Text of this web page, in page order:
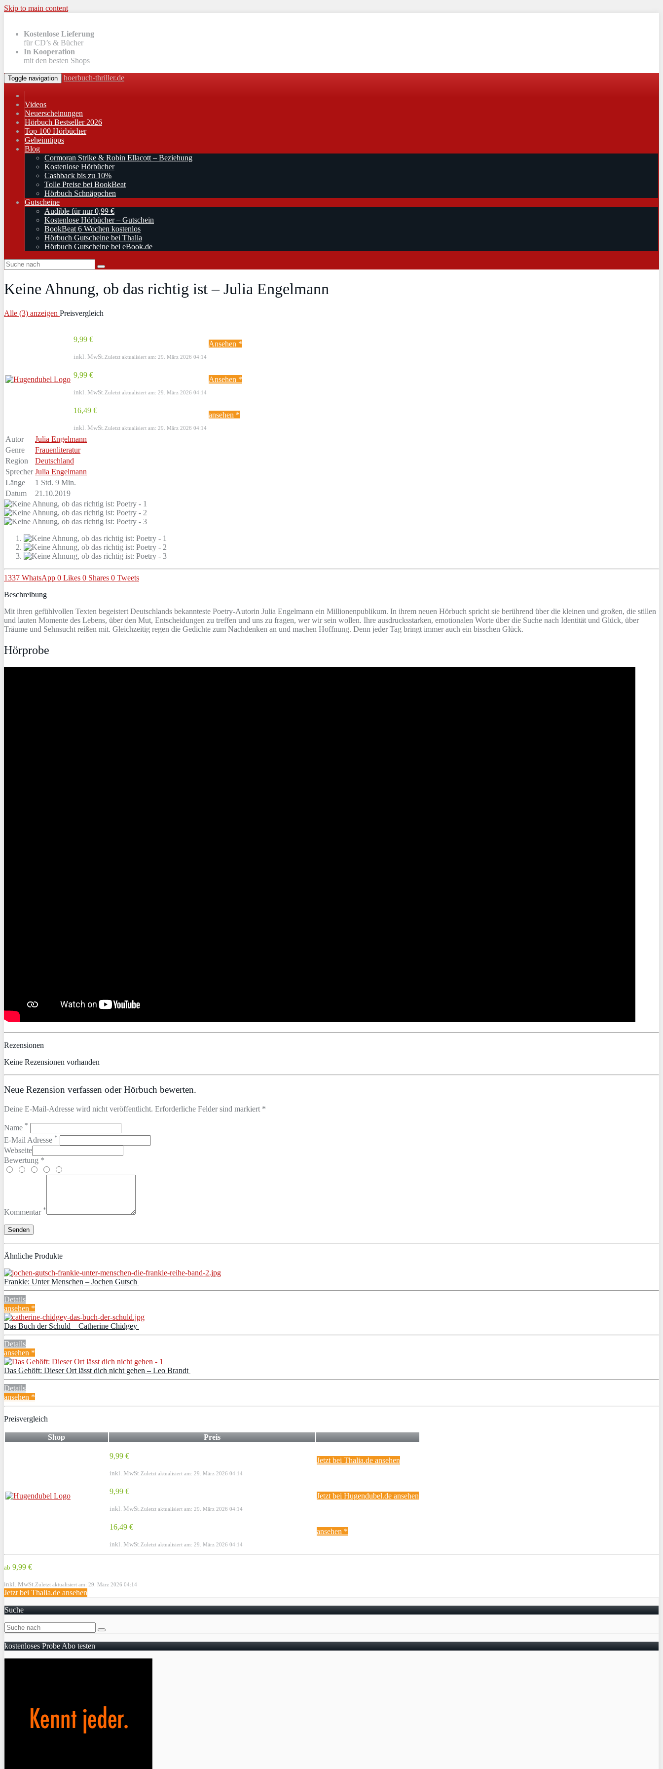
Skip to main content
Kostenlose Lieferung
für CD’s & Bücher
In Kooperation
mit den besten Shops
Toggle navigation hoerbuch-thriller.de
Videos
Neuerscheinungen
Hörbuch Bestseller 2026
Top 100 Hörbücher
Geheimtipps
Blog
Cormoran Strike & Robin Ellacott – Beziehung
Kostenlose Hörbücher
Cashback bis zu 10%
Tolle Preise bei BookBeat
Hörbuch Schnäppchen
Gutscheine
Audible für nur 0,99 €
Kostenlose Hörbücher – Gutschein
BookBeat 6 Wochen kostenlos
Hörbuch Gutscheine bei Thalia
Hörbuch Gutscheine bei eBook.de
Keine Ahnung, ob das richtig ist – Julia Engelmann
Alle (3) anzeigen Preisvergleich
9,99 €
inkl. MwSt. Zuletzt aktualisiert am: 29. März 2026 04:14
Ansehen *
9,99 €
inkl. MwSt. Zuletzt aktualisiert am: 29. März 2026 04:14
Ansehen *
16,49 €
inkl. MwSt. Zuletzt aktualisiert am: 29. März 2026 04:14
ansehen *
Autor
Julia Engelmann
Genre
Frauenliteratur
Region
Deutschland
Sprecher Julia Engelmann
Länge
1 Std. 9 Min.
Datum
21.10.2019
1337 WhatsApp 0 Likes 0 Shares 0 Tweets
Beschreibung
Mit ihren gefühlvollen Texten begeistert Deutschlands bekannteste Poetry-Autorin Julia Engelmann ein Millionenpublikum. In ihrem neuen Hörbuch spricht sie berührend über die kleinen und großen, die stillen
und lauten Momente des Lebens, über den Mut, Entscheidungen zu treffen und uns zu fragen, wer wir sein wollen. Ihre ausdrucksstarken, emotionalen Worte über die Suche nach Identität und Glück, über
Träume und Sehnsucht reißen mit. Gleichzeitig regen die Gedichte zum Nachdenken an und machen Hoffnung. Denn jeder Tag bringt immer auch ein bisschen Glück.
Hörprobe
Rezensionen
Keine Rezensionen vorhanden
Neue Rezension verfassen oder Hörbuch bewerten.
Deine E-Mail-Adresse wird nicht veröffentlicht. Erforderliche Felder sind markiert *
Name *
E-Mail Adresse *
Webseite
Bewertung *
Kommentar *
Ähnliche Produkte
Frankie: Unter Menschen – Jochen Gutsch
Details
ansehen *
Das Buch der Schuld – Catherine Chidgey
Details
ansehen *
Das Gehöft: Dieser Ort lässt dich nicht gehen – Leo Brandt
Details
ansehen *
Preisvergleich
Shop Preis
9,99 €
inkl. MwSt. Zuletzt aktualisiert am: 29. März 2026 04:14
Jetzt bei Thalia.de ansehen
9,99 €
inkl. MwSt. Zuletzt aktualisiert am: 29. März 2026 04:14
Jetzt bei Hugendubel.de ansehen
16,49 €
inkl. MwSt. Zuletzt aktualisiert am: 29. März 2026 04:14
ansehen *
ab 9,99 €
inkl. MwSt. Zuletzt aktualisiert am: 29. März 2026 04:14
Jetzt bei Thalia.de ansehen
Suche
kostenloses Probe Abo testen